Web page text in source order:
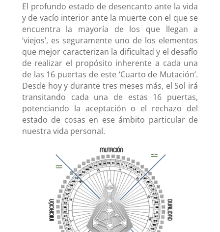
El profundo estado de desencanto ante la vida
y de vacío interior ante la muerte con el que se
encuentra la mayoría de los que llegan a
‘viejos’, es seguramente uno de los elementos
que mejor caracterizan la dificultad y el desafío
de realizar el propósito inherente a cada una
de las 16 puertas de este ‘Cuarto de Mutación’.
Desde hoy y durante tres meses más, el Sol irá
transitando cada una de estas 16 puertas,
potenciando la aceptación o el rechazo del
estado de cosas en ese ámbito particular de
nuestra vida personal.